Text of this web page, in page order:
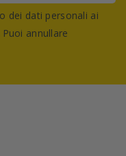
dei dati personali ai
annullare